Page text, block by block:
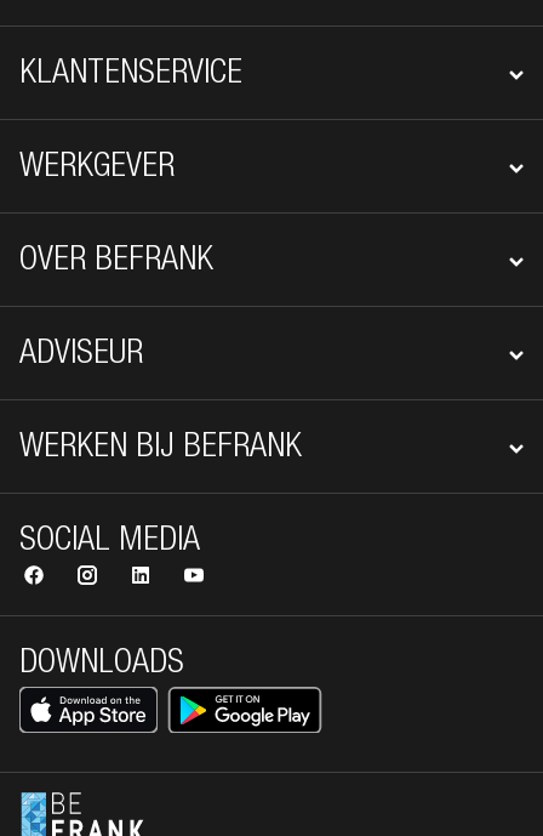
KLANTENSERVICE
WERKGEVER
OVER BEFRANK
ADVISEUR
WERKEN BIJ BEFRANK
DOWNLOADS
SOCIAL MEDIA